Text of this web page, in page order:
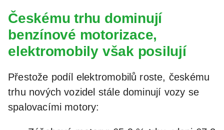
Českému trhu dominují
benzínové motorizace,
elektromobily však posilují
Přestože podíl elektromobilů roste, českému
trhu nových vozidel stále dominují vozy se
spalovacími motory: